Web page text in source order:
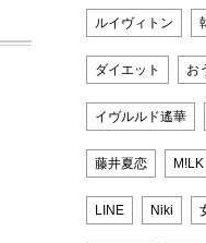
ルイヴィトン
ダイエット お
イヴルルド遙華
藤井夏恋 M!LK
LINE Niki